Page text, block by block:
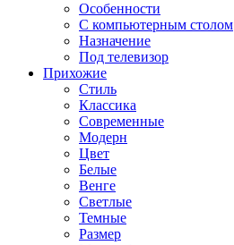
Особенности
С компьютерным столом
Назначение
Под телевизор
Прихожие
Стиль
Классика
Современные
Модерн
Цвет
Белые
Венге
Светлые
Темные
Размер